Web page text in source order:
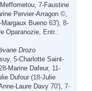
, 7-Faustine
Pervier-Arragon ©,
Margaux Bueno 63'), 8-
Oparanozie , Entr.:
Drozo
, 5-Charlotte Saint-
Marine Dafeur, 11-
Dufour (18-Julie
Laure Davy 70'), 7-